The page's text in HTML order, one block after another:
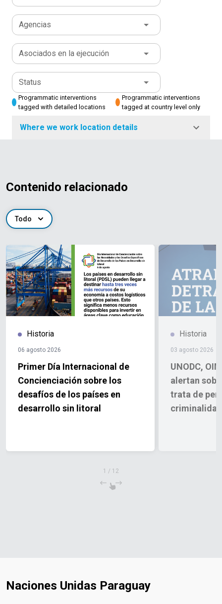
Agencias
Asociados en la ejecución
Status
Programmatic interventions
tagged with detailed locations
Programmatic interventions
tagged at country level only
Where we work location details
Contenido relacionado
Todo
Historia
06 agosto 2026
Primer Día Internacional de
Concienciación sobre los
desafíos de los países en
desarrollo sin litoral
Historia
03 agosto 2026
UNODC,
alertan
trata de
1 / 12
Naciones Unidas Paraguay